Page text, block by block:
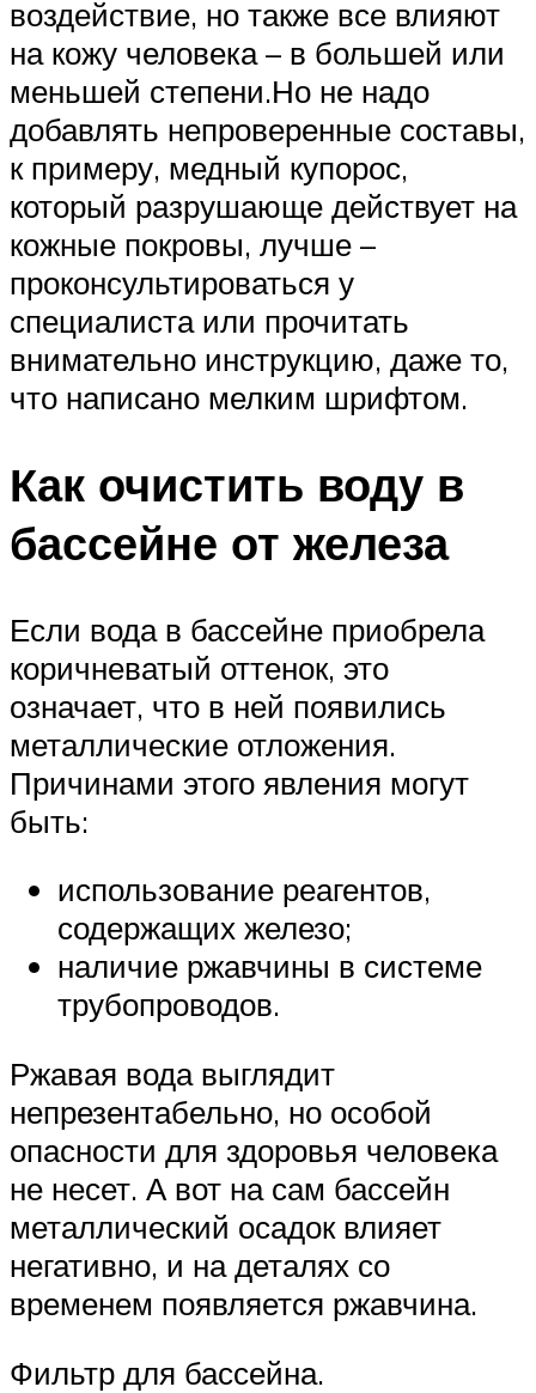
воздействие, но также все влияют
на кожу человека – в большей или
меньшей степени.Но не надо
добавлять непроверенные составы,
к примеру, медный купорос,
который разрушающе действует на
кожные покровы, лучше –
проконсультироваться у
специалиста или прочитать
внимательно инструкцию, даже то,
что написано мелким шрифтом.
Как очистить воду в
бассейне от железа
Если вода в бассейне приобрела
коричневатый оттенок, это
означает, что в ней появились
металлические отложения.
Причинами этого явления могут
быть:
использование реагентов,
содержащих железо;
наличие ржавчины в системе
трубопроводов.
Ржавая вода выглядит
непрезентабельно, но особой
опасности для здоровья человека
не несет. А вот на сам бассейн
металлический осадок влияет
негативно, и на деталях со
временем появляется ржавчина.
Фильтр для бассейна.